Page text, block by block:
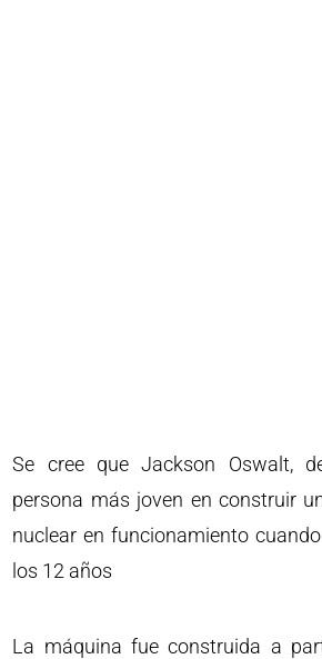
Se cree que Jackson Oswalt,
persona más joven en construir
nuclear en funcionamiento
los 12 años
La máquina fue construida a